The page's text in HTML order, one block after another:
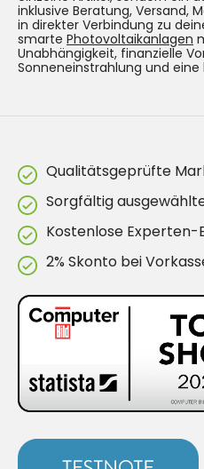
inklusive Beratung, Versand,
in direkter Verbindung zu
smarte Photovoltaikanlagen
Unabhängigkeit, finanzielle
Sonneneinstrahlung und
Qualitätsgeprüfte
Sorgfältig
Kostenlose Experten-
2% Skonto bei